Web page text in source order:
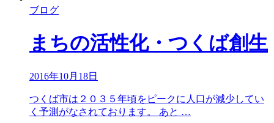
ブログ
まちの活性化・つくば創生
2016年10月18日
つくば市は２０３５年頃をピークに人口が減少してい
く予測がなされております。 あと …